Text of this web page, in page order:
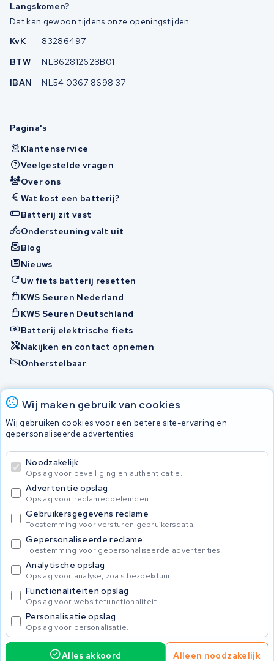
Wij maken gebruik van cookies
Wij gebruiken cookies voor een betere site-ervaring en
gepersonaliseerde advertenties.
Noodzakelijk
Opslag voor beveiliging en authenticatie.
Advertentie opslag
Opslag voor reclamedoeleinden.
Gebruikersgegevens reclame
Toestemming voor versturen gebruikersdata.
Gepersonaliseerde reclame
Toestemming voor gepersonaliseerde advertenties.
Analytische opslag
Opslag voor analyse, zoals bezoekduur.
Functionaliteiten opslag
Opslag voor websitefunctionaliteit.
Personalisatie opslag
Opslag voor personalisatie.
Alles akkoord Alleen noodzakelijk
Langskomen?
Dat kan gewoon tijdens onze openingstijden.
KvK
83286497
BTW
NL862812628B01
IBAN
NL54 0367 8698 37
Pagina's
Klantenservice
Veelgestelde vragen
Over ons
Wat kost een batterij?
Batterij zit vast
Ondersteuning valt uit
Blog
Nieuws
Uw fiets batterij resetten
KWS Seuren Nederland
KWS Seuren Deutschland
Batterij elektrische fiets
Nakijken en contact opnemen
Onherstelbaar
Accu's
Privacy Policy